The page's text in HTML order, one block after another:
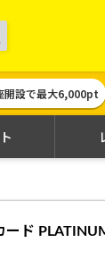
ピタス
開設で最大6,000pt
ード